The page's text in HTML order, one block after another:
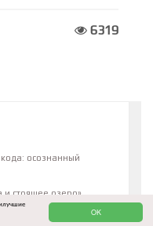
OK
6319
осознанный
и стоящее озеро»
на этом